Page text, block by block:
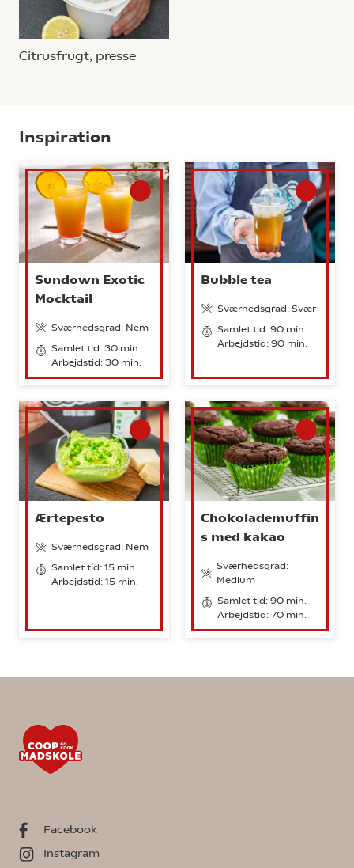
Citrusfrugt, presse
Inspiration
Sundown Exotic
Mocktail
Sværhedsgrad: Nem
Samlet tid: 30 min.
Arbejdstid: 30 min.
Bubble tea
Sværhedsgrad: Svær
Samlet tid: 90 min.
Arbejdstid: 90 min.
Ærtepesto
Sværhedsgrad: Nem
Samlet tid: 15 min.
Arbejdstid: 15 min.
Chokolademuffin
s med kakao
Sværhedsgrad:
Medium
Samlet tid: 90 min.
Arbejdstid: 70 min.
Facebook
Instagram